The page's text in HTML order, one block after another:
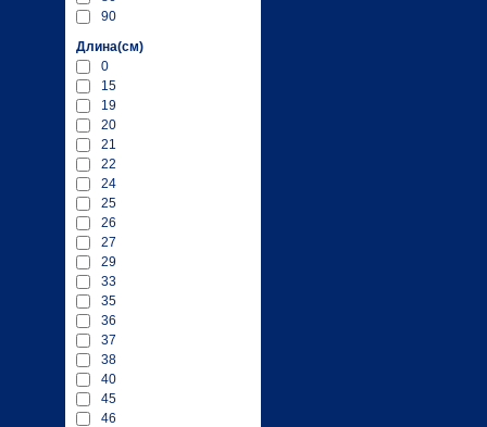
90
Длина(см)
0
15
19
20
21
22
24
25
26
27
29
33
35
36
37
38
40
45
46